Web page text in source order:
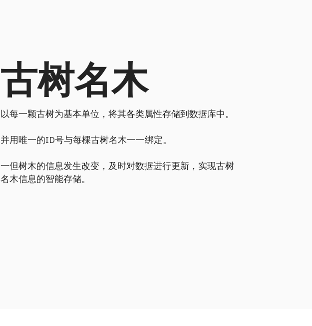
古树名木
以每一颗古树为基本单位，将其各类属性存储到数据库中。
并用唯一的ID号与每棵古树名木一一绑定。
一但树木的信息发生改变，及时对数据进行更新，实现古树
名木信息的智能存储。